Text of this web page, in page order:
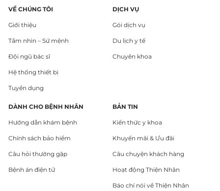
VỀ CHÚNG TÔI
Giới thiệu
Tầm nhìn – Sứ mệnh
Đội ngũ bác sĩ
Hệ thống thiết bị
Tuyển dụng
DỊCH VỤ
Gói dịch vụ
Du lịch y tế
Chuyên khoa
DÀNH CHO BỆNH NHÂN
Hướng dẫn khám bệnh
Chính sách bảo hiểm
Câu hỏi thường gặp
Bệnh án điện tử
BẢN TIN
Kiến thức y khoa
Khuyến mãi & Ưu đãi
Câu chuyện khách hàng
Hoạt động Thiện Nhân
Báo chí nói về Thiện Nhân